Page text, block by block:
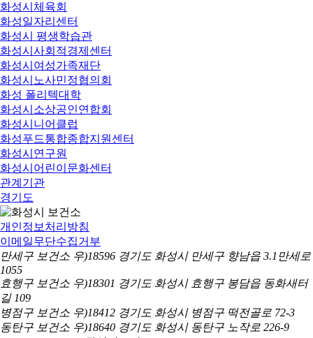
화성시체육회
화성일자리센터
화성시 평생학습관
화성시사회적경제센터
화성시여성가족재단
화성시노사민정협의회
화성 폴리텍대학
화성시소상공인연합회
화성시니어클럽
화성푸드통합종합지원센터
화성시연구원
화성시어린이문화센터
관계기관
경기도
개인정보처리방침
이메일무단수집거부
만세구 보건소 우)18596 경기도 화성시 만세구 향남읍 3.1만세로
1055
효행구 보건소 우)18301 경기도 화성시 효행구 봉담읍 동화새터
길 109
병점구 보건소 우)18412 경기도 화성시 병점구 떡전골로 72-3
동탄구 보건소 우)18640 경기도 화성시 동탄구 노작로 226-9